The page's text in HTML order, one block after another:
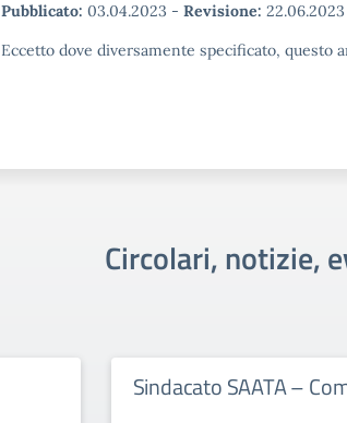
Pubblicato: 03.04.2023 - Revisione: 22.06.2023
Eccetto dove diversamente specificato, questo
Circolari, notizie,
Sindacato SAATA –